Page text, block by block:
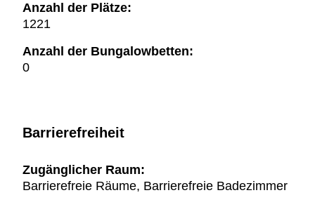
Anzahl der Plätze:
1221
Anzahl der Bungalowbetten:
0
Barrierefreiheit
Zugänglicher Raum:
Barrierefreie Räume, Barrierefreie Badezimmer